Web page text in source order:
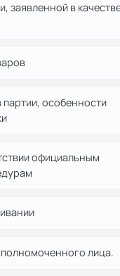
заявленной в
партии, особенности
официальным
лица.